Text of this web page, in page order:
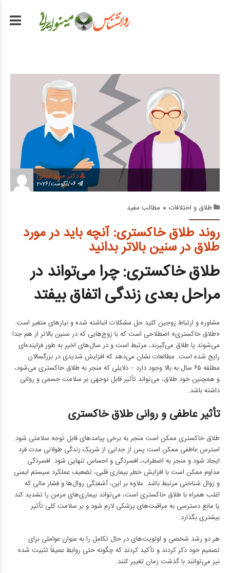
دکتر مینو ایرانی
06/آگوست/2026
طلاق و اختلافات مطالب مفید
روند طلاق خاکستری: آنچه باید در مورد
طلاق در سنین بالاتر بدانید
طلاق خاکستری: چرا می‌تواند در
مراحل بعدی زندگی اتفاق بیفتد
مشاوره و ارتباط زوجین کلید حل مشکلات انباشته شده و نیازهای متغیر است.
«طلاق خاکستری» اصطلاحی است که با زوج‌هایی که در سنین بالاتر از هم جدا
می‌شوند یا طلاق می‌گیرند، مرتبط است و در سال‌های اخیر به طور فزاینده‌ای
رایج شده است. مطالعات نشان می‌دهد که افزایش شدیدی در بزرگسالان
مطلقه ۶۵ سال به بالا وجود دارد – دلایلی که منجر به طلاق خاکستری می‌شود،
و همچنین خود طلاق، می‌تواند تأثیر قابل توجهی بر سلامت جسمی و روانی
داشته باشد.
تأثیر عاطفی و روانی طلاق خاکستری
طلاق خاکستری ممکن است منجر به برخی پیامدهای قابل توجه سلامتی شود.
استرس عاطفی ممکن است پس از جدایی از شریک زندگی طولانی مدت فرد
ایجاد شود و منجر به اضطراب، افسردگی و احساس تنهایی شود. افسردگی
مداوم ممکن است با افزایش خطر بیماری قلبی، تضعیف عملکرد سیستم ایمنی
و زوال شناختی مرتبط باشد. علاوه بر این، آشفتگی روال‌ها و فشار مالی که
اغلب همراه با طلاق خاکستری است، می‌تواند بیماری‌های مزمن را تشدید کند
یا مانع دسترسی به مراقبت‌های پزشکی لازم شود و بر سلامت کلی تأثیر
بیشتری بگذارد.
هر دو رشد شخصی و اولویت‌های در حال تکامل را به عنوان عواملی برای
تصمیم خود ذکر کردند و تأکید کردند که چگونه حتی روابط عمیقاً تثبیت شده
نیز می‌توانند با گذشت زمان تغییر کنند.